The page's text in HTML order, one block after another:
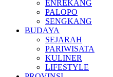
ENREKANG
PALOPO
SENGKANG
BUDAYA
SEJARAH
PARIWISATA
KULINER
LIFESTYLE